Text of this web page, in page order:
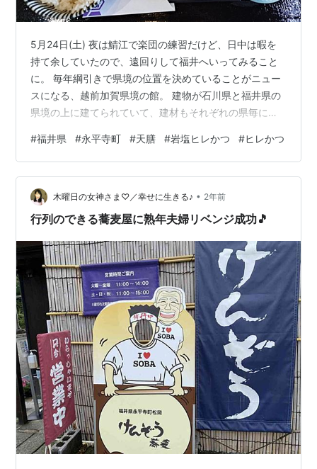
5月24日(土) 夜は鯖江で楽団の練習だけど、日中は暇を
持て余していたので、遠回りして福井へいってみること
に。 毎年綱引きで県境の位置を決めていることがニュー
スになる、越前加賀県境の館。 建物が石川県と福井県の
県境の上に建てられていて、建材もそれぞれの県毎に使
されて、ちょっとビックリ。 蓮如の里あわら、吉崎とし
て、吉崎御坊等と並んで散策ルートが有るらしい。僕は
興味も無いので行ってないけど。道の駅は整備されたば
かりなのか、綺麗だった。 この日のお昼ご飯。福井県の
永平寺町にある熟成かつ天膳本店で、岩塩ヒレかつ定
#福井県 #永平寺町 #天膳 #岩塩ヒレかつ #ヒレかつ
木曜日の女神さま♡／幸せに生きる♪ • 2年前
行列のできる蕎麦屋に熟年夫婦リベンジ成功🎵